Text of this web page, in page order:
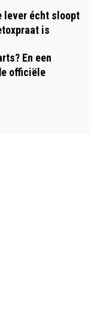
lever écht sloopt
is
En een
officiële